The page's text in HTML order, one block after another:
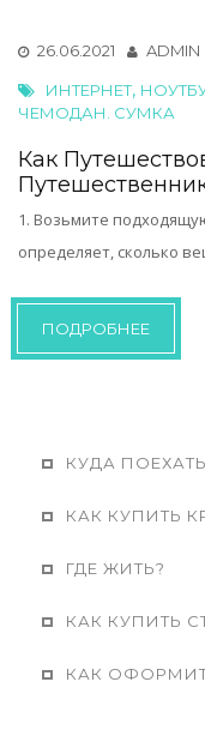
26.06.2021 ADMIN
ИНТЕРНЕТ,
ЧЕМОДАН. СУМКА
Как
1. Возьмите
определяет, сколько
ПОДРОБНЕЕ
КУДА
КАК КУПИТЬ
ГДЕ ЖИТЬ?
КАК КУПИТЬ
КАК